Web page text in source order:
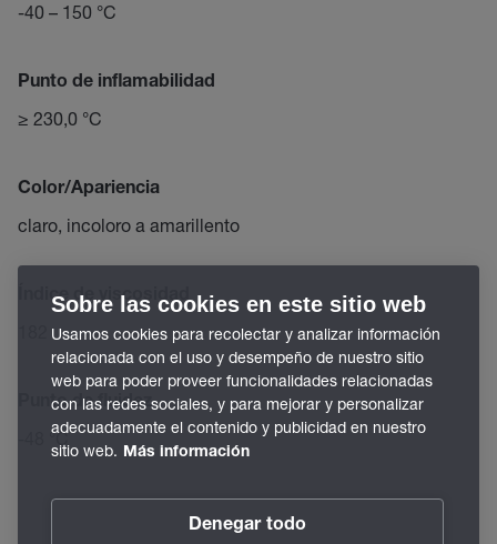
-40 – 150 °C
Punto de inflamabilidad
≥ 230,0 °C
Color/Apariencia
claro, incoloro a amarillento
Índice de viscosidad
Punto de fluidez
-48 °C
Sobre las cookies en este sitio web
Usamos cookies para recolectar y analizar información
relacionada con el uso y desempeño de nuestro sitio
web para poder proveer funcionalidades relacionadas
con las redes sociales, y para mejorar y personalizar
adecuadamente el contenido y publicidad en nuestro
sitio web. Más información
Denegar todo